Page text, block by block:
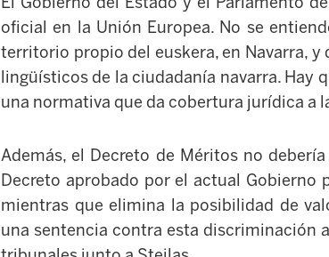
oficial en la Unión Europea. No se
territorio propio del euskera, en Navarra,
lingüísticos de la ciudadanía navarra. Hay
una normativa que da cobertura jurídica a
Además, el Decreto de Méritos no
Decreto aprobado por el actual Gobierno
mientras que elimina la posibilidad de
una sentencia contra esta discriminación